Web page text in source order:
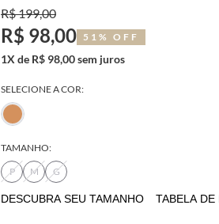
R$ 199,00
R$ 98,00 51% OFF
1X de R$ 98,00 sem juros
SELECIONE A COR:
TAMANHO:
P
M G
DESCUBRA SEU TAMANHO TABELA DE